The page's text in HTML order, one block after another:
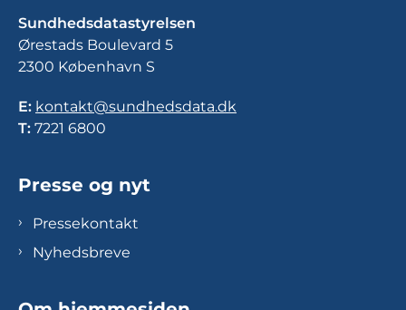
Sundhedsdatastyrelsen
Ørestads Boulevard 5
2300 København S
E: kontakt@sundhedsdata.dk
T: 7221 6800
Presse og nyt
Pressekontakt
Nyhedsbreve